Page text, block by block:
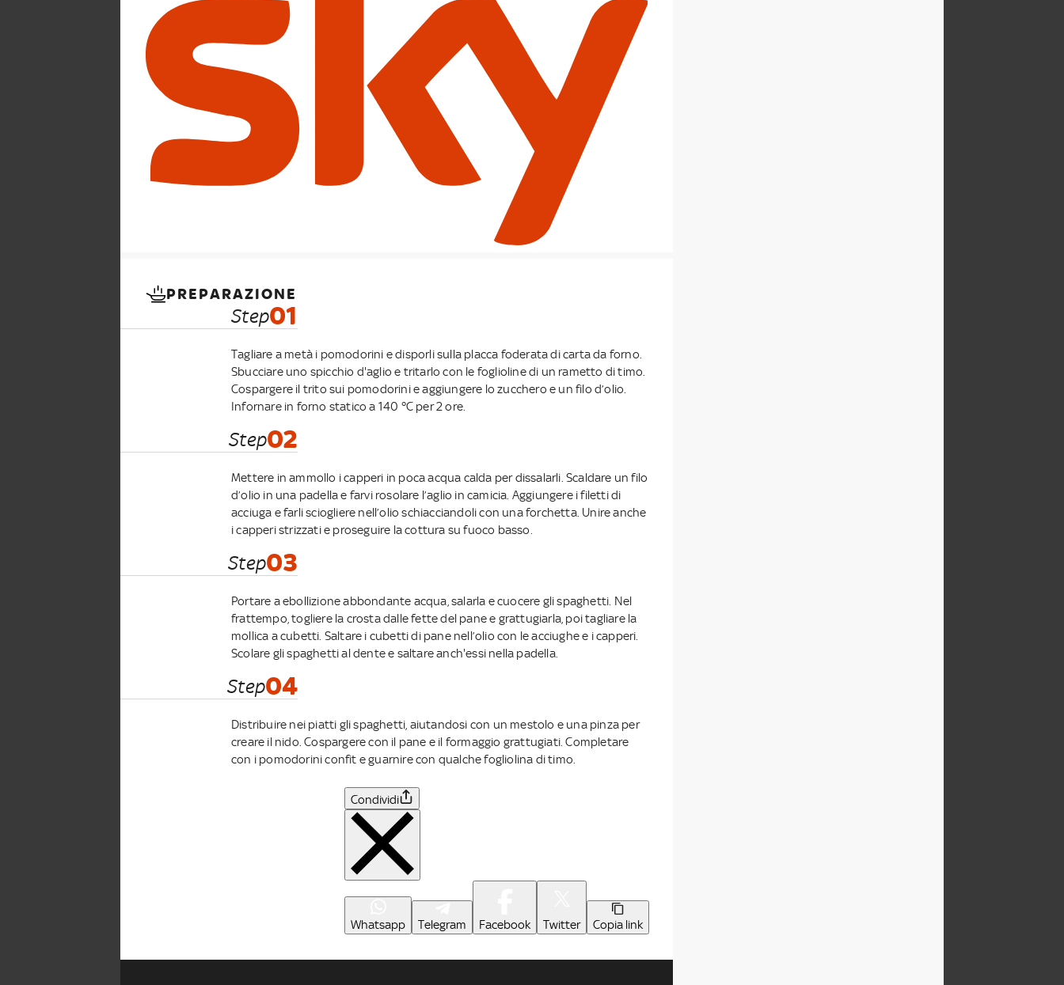
PREPARAZIONE
Step01
Tagliare a metà i pomodorini e disporli sulla placca foderata di carta da forno.
Sbucciare uno spicchio d'aglio e tritarlo con le foglioline di un rametto di timo.
Cospargere il trito sui pomodorini e aggiungere lo zucchero e un filo d’olio.
Infornare in forno statico a 140 °C per 2 ore.
Step02
Mettere in ammollo i capperi in poca acqua calda per dissalarli. Scaldare un filo
d’olio in una padella e farvi rosolare l’aglio in camicia. Aggiungere i filetti di
acciuga e farli sciogliere nell’olio schiacciandoli con una forchetta. Unire anche
i capperi strizzati e proseguire la cottura su fuoco basso.
Step03
Portare a ebollizione abbondante acqua, salarla e cuocere gli spaghetti. Nel
frattempo, togliere la crosta dalle fette del pane e grattugiarla, poi tagliare la
mollica a cubetti. Saltare i cubetti di pane nell’olio con le acciughe e i capperi.
Scolare gli spaghetti al dente e saltare anch'essi nella padella.
Step04
Distribuire nei piatti gli spaghetti, aiutandosi con un mestolo e una pinza per
creare il nido. Cospargere con il pane e il formaggio grattugiati. Completare
con i pomodorini confit e guarnire con qualche fogliolina di timo.
Condividi
Whatsapp Telegram Facebook Twitter Copia link